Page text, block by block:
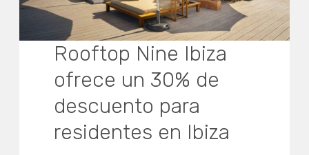
Rooftop Nine Ibiza
ofrece un 30% de
descuento para
residentes en Ibiza